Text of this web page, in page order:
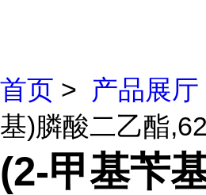
首页 > 产品展厅
基)膦酸二乙酯
(2-甲基苄